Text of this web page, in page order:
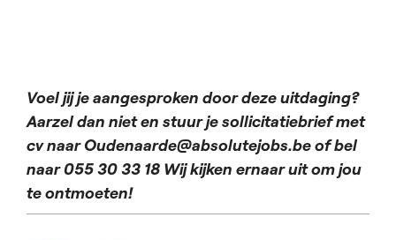
Voel jij je aangesproken door deze uitdaging?
Aarzel dan niet en stuur je sollicitatiebrief met
cv naar Oudenaarde@absolutejobs.be of bel
naar 055 30 33 18 Wij kijken ernaar uit om jou
te ontmoeten!